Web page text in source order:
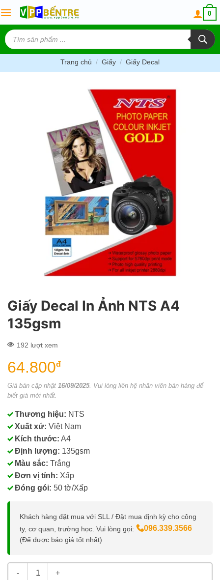
to
content
0
Tìm
kiếm
sản
phẩm
Trang chủ / Giấy / Giấy Decal
Giấy Decal In Ảnh NTS A4
135gsm
192 lượt xem
64.800đ
Giá bán cập nhật 16/09/2025. Vui lòng liên hệ nhân viên bán hàng để
biết giá mới nhất.
Thương hiệu: NTS
Xuất xứ: Việt Nam
Kích thước: A4
Định lượng: 135gsm
Màu sắc: Trắng
Đơn vị tính: Xấp
Đóng gói: 50 tờ/Xấp
Khách hàng đặt mua với SLL / Đặt mua định kỳ cho công
ty, cơ quan, trường học. Vui lòng gọi:
096.339.3566
(Để được báo giá tốt nhất)
Giấy Decal In Ảnh NTS A4 135gsm số lượng